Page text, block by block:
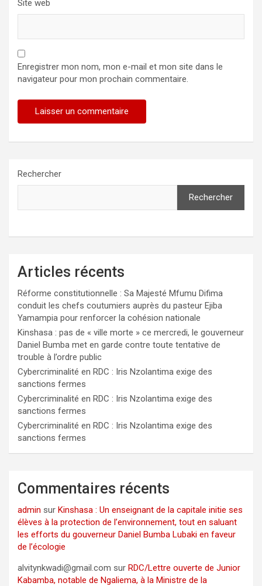
Site web
Enregistrer mon nom, mon e-mail et mon site dans le
navigateur pour mon prochain commentaire.
Rechercher
Rechercher
Articles récents
Réforme constitutionnelle : Sa Majesté Mfumu Difima
conduit les chefs coutumiers auprès du pasteur Ejiba
Yamampia pour renforcer la cohésion nationale
Kinshasa : pas de « ville morte » ce mercredi, le gouverneur
Daniel Bumba met en garde contre toute tentative de
trouble à l’ordre public
Cybercriminalité en RDC : Iris Nzolantima exige des
sanctions fermes
Cybercriminalité en RDC : Iris Nzolantima exige des
sanctions fermes
Cybercriminalité en RDC : Iris Nzolantima exige des
sanctions fermes
Commentaires récents
admin sur Kinshasa : Un enseignant de la capitale initie ses
élèves à la protection de l’environnement, tout en saluant
les efforts du gouverneur Daniel Bumba Lubaki en faveur
de l’écologie
alvitynkwadi@gmail.com sur RDC/Lettre ouverte de Junior
Kabamba, notable de Ngaliema, à la Ministre de la